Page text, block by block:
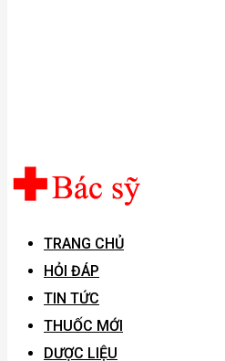
TRANG CHỦ
HỎI ĐÁP
TIN TỨC
THUỐC MỚI
DƯỢC LIỆU